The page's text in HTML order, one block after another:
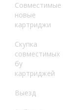
Совместимые
новые
картриджи
Скупка
совместимых
бу
картриджей
Выезд